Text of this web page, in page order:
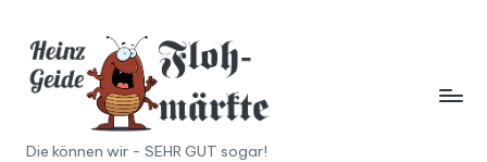
Skip
content
Die können wir - SEHR GUT sogar!